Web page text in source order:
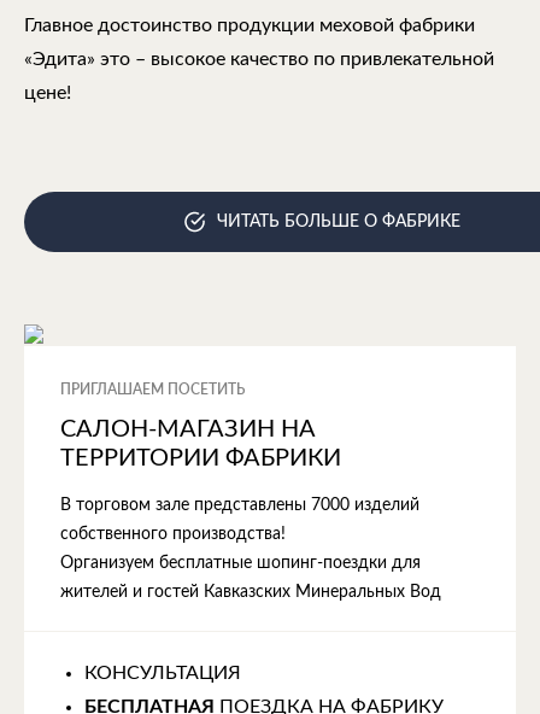
Главное достоинство продукции меховой фабрики
«Эдита» это – высокое качество по привлекательной
цене!
ЧИТАТЬ БОЛЬШЕ О ФАБРИКЕ
ПРИГЛАШАЕМ ПОСЕТИТЬ
САЛОН-МАГАЗИН НА
ТЕРРИТОРИИ ФАБРИКИ
В торговом зале представлены 7000 изделий
собственного производства!
Организуем бесплатные шопинг-поездки для
жителей и гостей Кавказских Минеральных Вод
КОНСУЛЬТАЦИЯ
БЕСПЛАТНАЯ
ПОЕЗДКА НА ФАБРИКУ